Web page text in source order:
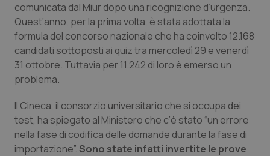
Campania
Emilia-Romagna
Friuli Venezia Giulia
Lazio
Liguria
Car-T
Colesterolo & coronaropatie
Dermatite Atopica
Diabete & glucometri
Disturbi dell’umore
comunicata dal Miur dopo una ricognizione d’urgenza.
Quest’anno, per la prima volta, è stata adottata la
formula del concorso nazionale che ha coinvolto 12.168
candidati sottoposti ai quiz tra mercoledì 29 e venerdì
31 ottobre. Tuttavia per 11.242 di loro è emerso un
problema.
Il Cineca, il consorzio universitario che si occupa dei
test, ha spiegato al Ministero che c’è stato “un errore
nella fase di codifica delle domande durante la fase di
importazione”. Sono state infatti invertite le prove